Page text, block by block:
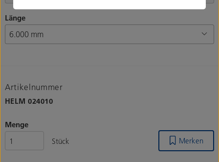
Länge
Artikelnummer
HELM024010
Menge
Stück
Merken